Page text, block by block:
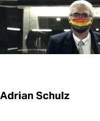
Adrian Schulz